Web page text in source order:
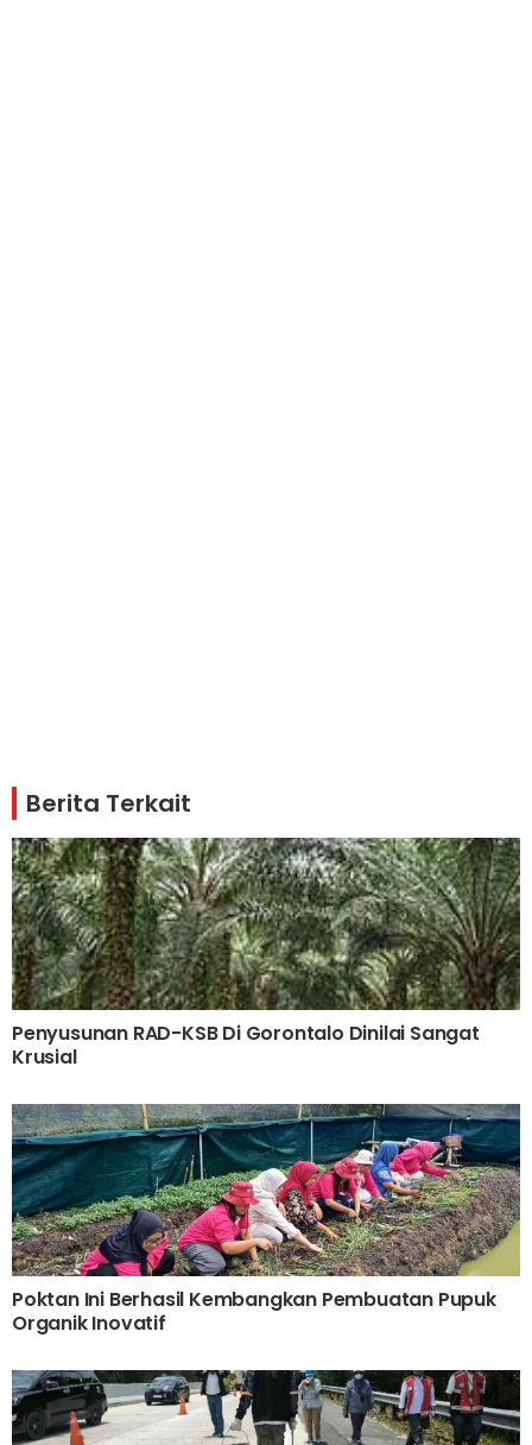
Berita Terkait
Penyusunan RAD-KSB Di Gorontalo Dinilai Sangat
Krusial
Poktan Ini Berhasil Kembangkan Pembuatan Pupuk
Organik Inovatif